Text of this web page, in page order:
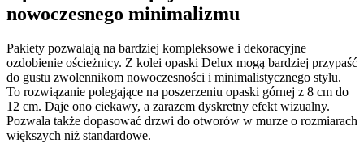
nowoczesnego minimalizmu
Pakiety pozwalają na bardziej kompleksowe i dekoracyjne
ozdobienie ościeżnicy. Z kolei opaski Delux mogą bardziej przypaść
do gustu zwolennikom nowoczesności i minimalistycznego stylu.
To rozwiązanie polegające na poszerzeniu opaski górnej z 8 cm do
12 cm. Daje ono ciekawy, a zarazem dyskretny efekt wizualny.
Pozwala także dopasować drzwi do otworów w murze o rozmiarach
większych niż standardowe.